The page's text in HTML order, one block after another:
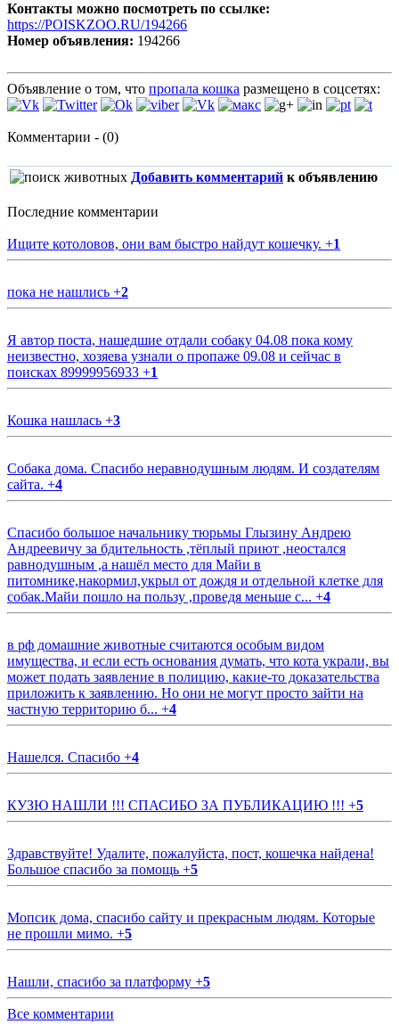
Контакты можно посмотреть по ссылке:
https://POISKZOO.RU/194266
Номер объявления: 194266
Объявление о том, что пропала кошка размещено в соцсетях:
Комментарии - (0)
Добавить комментарий к объявлению
Последние комментарии
Ищите котоловов, они вам быстро найдут кошечку. +1
пока не нашлись +2
Я автор поста, нашедшие отдали собаку 04.08 пока кому
неизвестно, хозяева узнали о пропаже 09.08 и сейчас в
поисках 89999956933 +1
Кошка нашлась +3
Собака дома. Спасибо неравнодушным людям. И создателям
сайта. +4
Спасибо большое начальнику тюрьмы Глызину Андрею
Андреевичу за бдительность ,тёплый приют ,неостался
равнодушным ,а нашёл место для Майи в
питомнике,накормил,укрыл от дождя и отдельной клетке для
собак.Майи пошло на пользу ,проведя меньше с... +4
в рф домашние животные считаются особым видом
имущества, и если есть основания думать, что кота украли, вы
может подать заявление в полицию, какие-то доказательства
приложить к заявлению. Но они не могут просто зайти на
частную территорию б... +4
Нашелся. Спасибо +4
КУЗЮ НАШЛИ !!! СПАСИБО ЗА ПУБЛИКАЦИЮ !!! +5
Здравствуйте! Удалите, пожалуйста, пост, кошечка найдена!
Большое спасибо за помощь +5
Мопсик дома, спасибо сайту и прекрасным людям. Которые
не прошли мимо. +5
Нашли, спасибо за платформу +5
Все комментарии